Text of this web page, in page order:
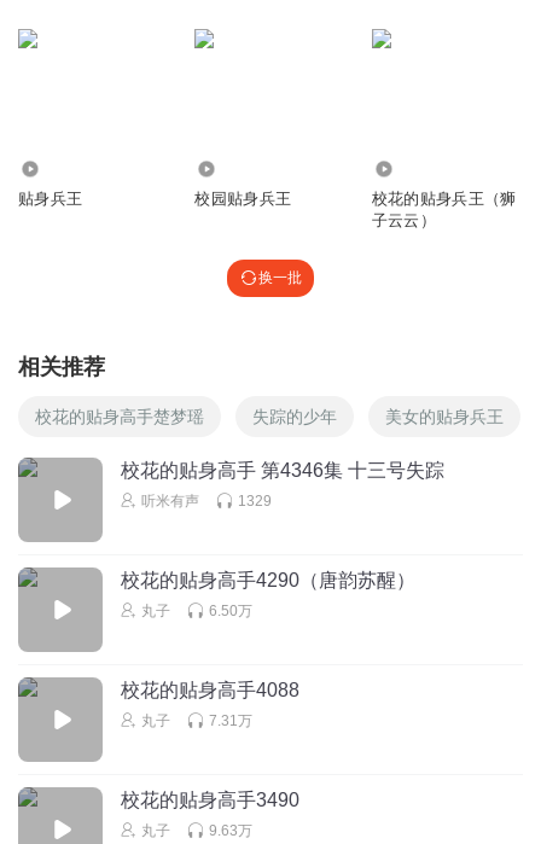
贴身兵王 校园贴身兵王
校花的贴身兵王（狮
子云云）
换一批
相关推荐
校花的贴身高手楚梦瑶 失踪的少年 美女的贴身兵王
校花的贴身高手 第4346集 十三号失踪
听米有声 1329
校花的贴身高手4290（唐韵苏醒）
丸子 6.50万
校花的贴身高手4088
丸子 7.31万
校花的贴身高手3490
丸子 9.63万